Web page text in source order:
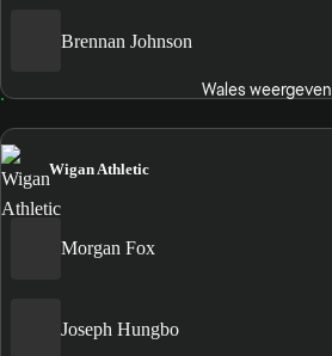
Brennan Johnson
Wales weergeven
Wigan Athletic
Morgan Fox
Joseph Hungbo